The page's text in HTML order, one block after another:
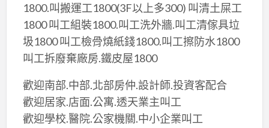
1800.叫搬運工1800(3F以上多300) 叫清土屎工
1800 叫工組裝1800.叫工洗外牆.叫工清傢具垃
圾1800 叫工檢骨燒紙錢1800.叫工擦防水1800
叫工拆廢棄廠房.鐵皮屋1800
歡迎南部.中部.北部房仲.設計師.投資客配合
歡迎居家.店面.公寓.透天業主叫工
歡迎學校.醫院.公家機關.中小企業叫工